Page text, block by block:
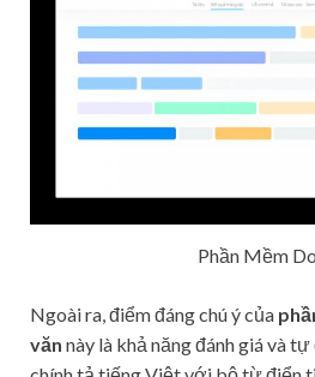
Phần Mềm
Ngoài ra, điểm đáng chú ý của
văn này là khả năng đánh giá và